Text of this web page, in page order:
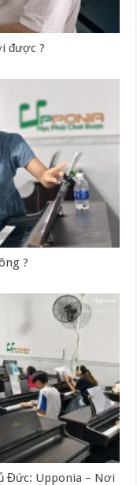
được ?
?
Đức: Upponia – Nơi